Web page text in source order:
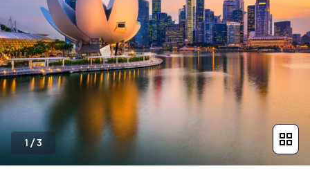
1 /3